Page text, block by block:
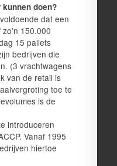
doen?
dat een
150.000
15 pallets
bedrijven die
(3 vrachtwagens
van de retail is
toe te
is de
introduceren
Vanaf 1995
hiertoe